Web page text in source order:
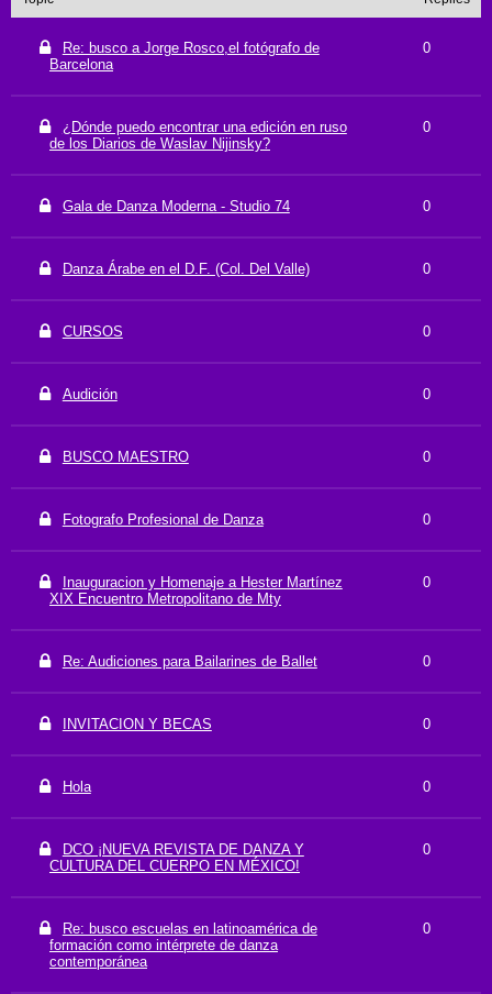
Re: busco a Jorge Rosco,el fotógrafo de
Barcelona
0
¿Dónde puedo encontrar una edición en ruso
de los Diarios de Waslav Nijinsky?
0
Gala de Danza Moderna - Studio 74 0
Danza Árabe en el D.F. (Col. Del Valle) 0
CURSOS 0
Audición 0
BUSCO MAESTRO 0
Fotografo Profesional de Danza 0
Inauguracion y Homenaje a Hester Martínez
XIX Encuentro Metropolitano de Mty
0
Re: Audiciones para Bailarines de Ballet 0
INVITACION Y BECAS 0
Hola 0
DCO ¡NUEVA REVISTA DE DANZA Y
CULTURA DEL CUERPO EN MÉXICO!
0
Re: busco escuelas en latinoamérica de
formación como intérprete de danza
contemporánea
0